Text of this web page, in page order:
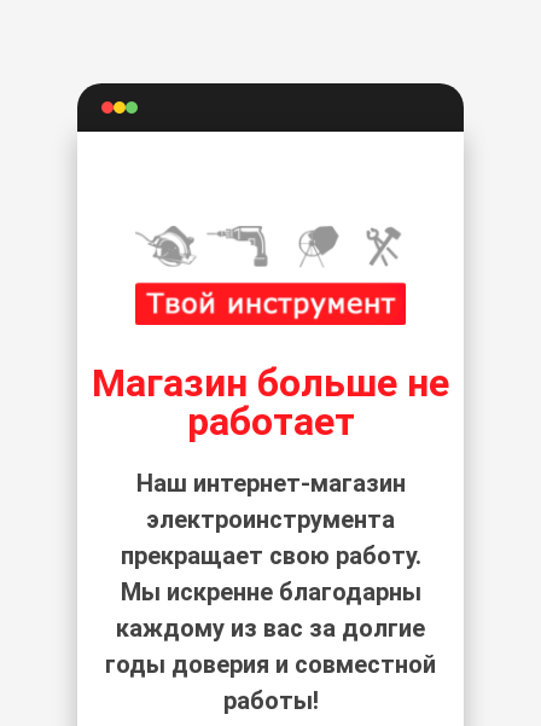
Магазин больше не
работает
Наш интернет-магазин
электроинструмента
прекращает свою работу.
Мы искренне благодарны
каждому из вас за долгие
годы доверия и совместной
работы!